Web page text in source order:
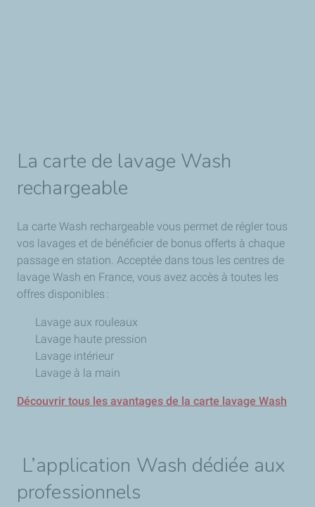
La carte de lavage Wash
rechargeable
La carte Wash rechargeable vous permet de régler tous
vos lavages et de bénéficier de bonus offerts à chaque
passage en station. Acceptée dans tous les centres de
lavage Wash en France, vous avez accès à toutes les
offres disponibles :
Lavage aux rouleaux
Lavage haute pression
Lavage intérieur
Lavage à la main
Découvrir tous les avantages de la carte lavage Wash
L’application Wash dédiée aux
professionnels